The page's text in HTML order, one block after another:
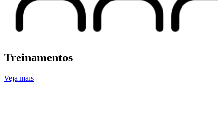
Treinamentos
Veja mais